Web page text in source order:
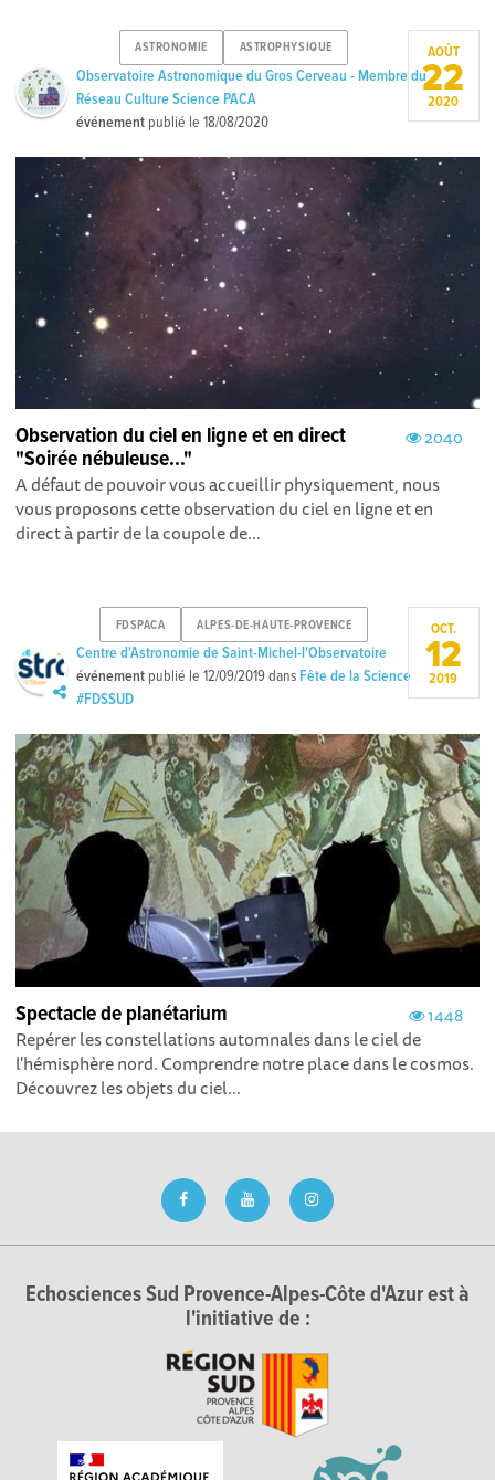
ASTRONOMIE ASTROPHYSIQUE
Observatoire Astronomique du Gros Cerveau - Membre du
Réseau Culture Science PACA
événement publié le18/08/2020
AOÛT
22
2020
2040
Observation du ciel en ligne et en direct
"Soirée nébuleuse..."
A défaut de pouvoir vous accueillir physiquement, nous
vous proposons cette observation du ciel en ligne et en
direct à partir de la coupole de...
FDSPACA ALPES-DE-HAUTE-PROVENCE
Centre d'Astronomie de Saint-Michel-l'Observatoire
événement publié le12/09/2019dans Fête de la Science
#FDSSUD
OCT.
12
2019
1448
Spectacle de planétarium
Repérer les constellations automnales dans le ciel de
l'hémisphère nord. Comprendre notre place dans le cosmos.
Découvrez les objets du ciel...
Echosciences Sud Provence-Alpes-Côte d'Azur est à
l'initiative de :